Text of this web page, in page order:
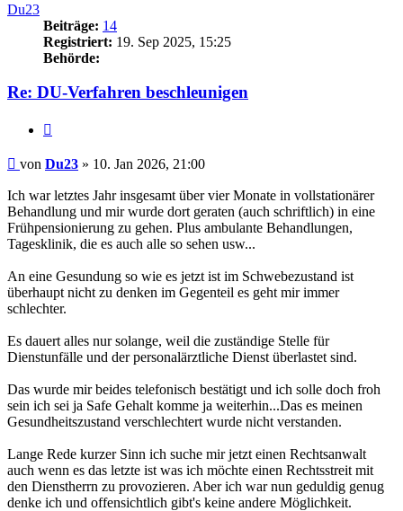
Du23
Beiträge: 14
Registriert: 19. Sep 2025, 15:25
Behörde:
Re: DU-Verfahren beschleunigen
Beitrag
von Du23 » 10. Jan 2026, 21:00
Ich war letztes Jahr insgesamt über vier Monate in vollstationärer
Behandlung und mir wurde dort geraten (auch schriftlich) in eine
Frühpensionierung zu gehen. Plus ambulante Behandlungen,
Tagesklinik, die es auch alle so sehen usw...
An eine Gesundung so wie es jetzt ist im Schwebezustand ist
überhaupt nicht zu denken im Gegenteil es geht mir immer
schlechter.
Es dauert alles nur solange, weil die zuständige Stelle für
Dienstunfälle und der personalärztliche Dienst überlastet sind.
Das wurde mir beides telefonisch bestätigt und ich solle doch froh
sein ich sei ja Safe Gehalt komme ja weiterhin...Das es meinen
Gesundheitszustand verschlechtert wurde nicht verstanden.
Lange Rede kurzer Sinn ich suche mir jetzt einen Rechtsanwalt
auch wenn es das letzte ist was ich möchte einen Rechtsstreit mit
den Dienstherrn zu provozieren. Aber ich war nun geduldig genug
denke ich und offensichtlich gibt's keine andere Möglichkeit.